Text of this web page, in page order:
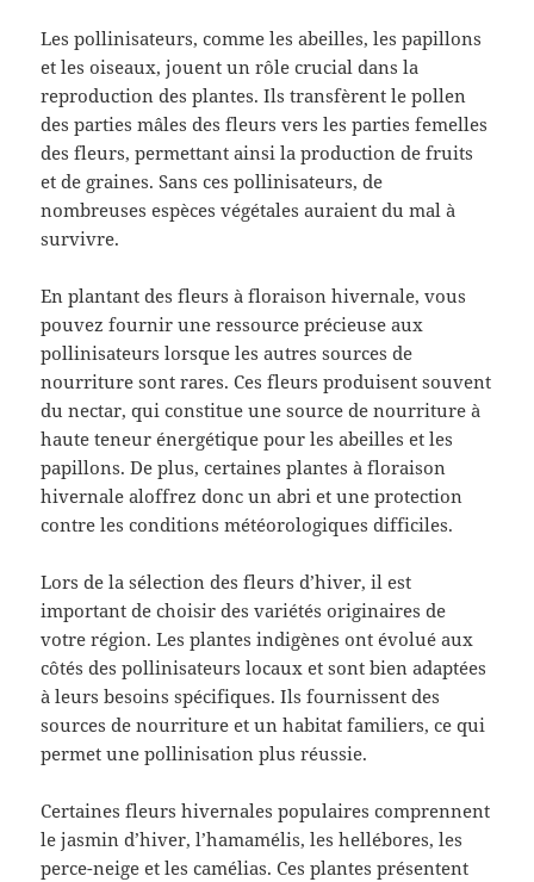
Les pollinisateurs, comme les abeilles, les papillons
et les oiseaux, jouent un rôle crucial dans la
reproduction des plantes. Ils transfèrent le pollen
des parties mâles des fleurs vers les parties femelles
des fleurs, permettant ainsi la production de fruits
et de graines. Sans ces pollinisateurs, de
nombreuses espèces végétales auraient du mal à
survivre.
En plantant des fleurs à floraison hivernale, vous
pouvez fournir une ressource précieuse aux
pollinisateurs lorsque les autres sources de
nourriture sont rares. Ces fleurs produisent souvent
du nectar, qui constitue une source de nourriture à
haute teneur énergétique pour les abeilles et les
papillons. De plus, certaines plantes à floraison
hivernale aloffrez donc un abri et une protection
contre les conditions météorologiques difficiles.
Lors de la sélection des fleurs d’hiver, il est
important de choisir des variétés originaires de
votre région. Les plantes indigènes ont évolué aux
côtés des pollinisateurs locaux et sont bien adaptées
à leurs besoins spécifiques. Ils fournissent des
sources de nourriture et un habitat familiers, ce qui
permet une pollinisation plus réussie.
Certaines fleurs hivernales populaires comprennent
le jasmin d’hiver, l’hamamélis, les hellébores, les
perce-neige et les camélias. Ces plantes présentent